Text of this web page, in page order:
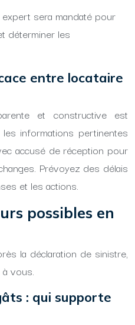
expert sera mandaté pour
déterminer les
entre locataire
et constructive est
informations pertinentes
accusé de réception pour
Prévoyez des délais
et les actions.
possibles en
la déclaration de sinistre,
vous.
: qui supporte